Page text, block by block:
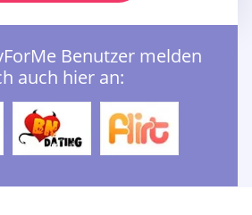
Benutzer melden
auch hier an: